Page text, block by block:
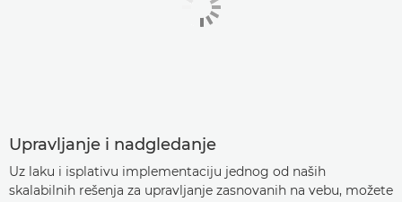
Upravljanje i nadgledanje
Uz laku i isplativu implementaciju jednog od naših
skalabilnih rešenja za upravljanje zasnovanih na vebu, možete